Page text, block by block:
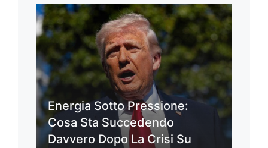
Energia Sotto Pressione:
Cosa Sta Succedendo
Davvero Dopo La Crisi Su